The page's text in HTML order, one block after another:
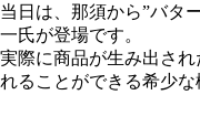
当日は、那須から”バタ
一氏が登場です。
実際に商品が生み出さ
れることができる希少な